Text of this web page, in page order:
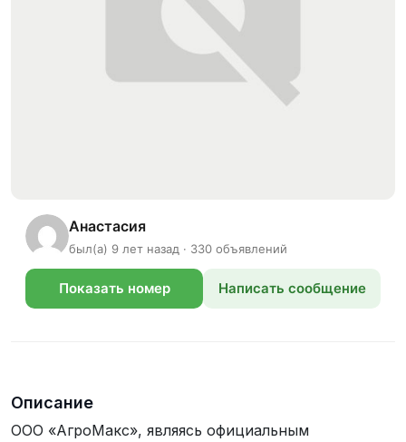
Анастасия
был(а) 9 лет назад · 330 объявлений
Показать номер Написать сообщение
Описание
ООО «АгроМакс», являясь официальным